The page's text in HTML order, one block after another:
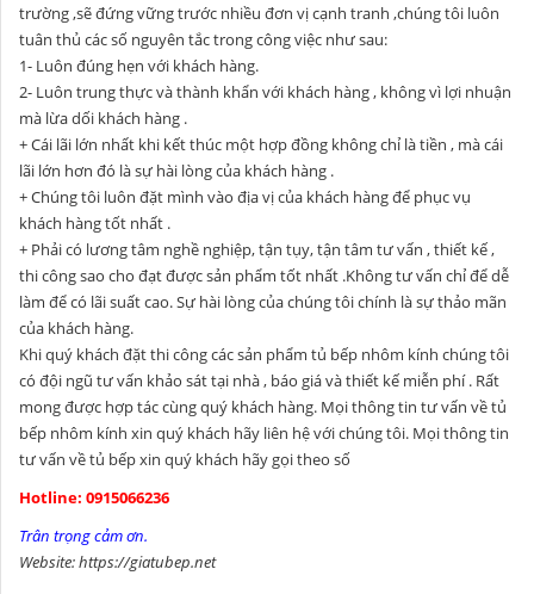
trường ,sẽ đứng vững trước nhiều đơn vị cạnh tranh ,chúng tôi luôn
tuân thủ các số nguyên tắc trong công việc như sau:
1- Luôn đúng hẹn với khách hàng.
2- Luôn trung thực và thành khẩn với khách hàng , không vì lợi nhuận
mà lừa dối khách hàng .
+ Cái lãi lớn nhất khi kết thúc một hợp đồng không chỉ là tiền , mà cái
lãi lớn hơn đó là sự hài lòng của khách hàng .
+ Chúng tôi luôn đặt mình vào địa vị của khách hàng để phục vụ
khách hàng tốt nhất .
+ Phải có lương tâm nghề nghiệp, tận tụy, tận tâm tư vấn , thiết kế ,
thi công sao cho đạt được sản phẩm tốt nhất .Không tư vấn chỉ để dễ
làm để có lãi suất cao. Sự hài lòng của chúng tôi chính là sự thảo mãn
của khách hàng.
Khi quý khách đặt thi công các sản phẩm tủ bếp nhôm kính chúng tôi
có đội ngũ tư vấn khảo sát tại nhà , báo giá và thiết kế miễn phí . Rất
mong được hợp tác cùng quý khách hàng. Mọi thông tin tư vấn về tủ
bếp nhôm kính xin quý khách hãy liên hệ với chúng tôi. Mọi thông tin
tư vấn về tủ bếp xin quý khách hãy gọi theo số
Hotline: 0915066236
Trân trọng cảm ơn.
Website: https://giatubep.net